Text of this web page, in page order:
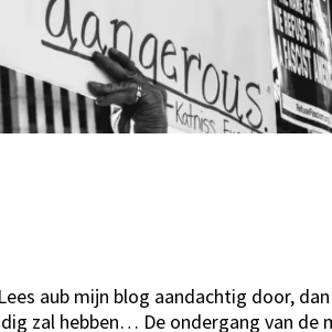
aub mijn blog aandachtig door,
zal hebben… De ondergang van de